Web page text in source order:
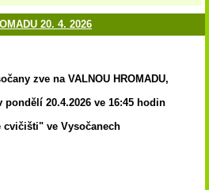
20. 4. 2026
zve na VALNOU HROMADU,
pondělí 20.4.2026 ve 16:45 hodin
cvičišti" ve Vysočanech